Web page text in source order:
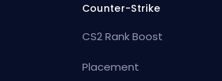
Counter-Strike
CS2 Rank Boost
Placement